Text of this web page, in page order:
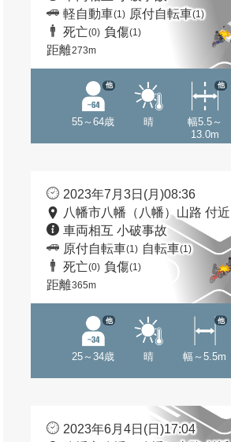
軽自動車(1) 原付自転車(1)
死亡(0) 負傷(1)
距離273m
55～64歳
他
晴
幅5.5～
13.0m
他
2023年7月3日(月)08:36
八幡市八幡（八幡）山路 付近
車両相互 小破事故
原付自転車(1) 自転車(1)
死亡(0) 負傷(1)
距離365m
25～34歳
他
晴 幅～5.5m
他
2023年6月4日(日)17:04